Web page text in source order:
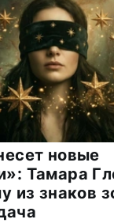
новые
Тамара
из знаков